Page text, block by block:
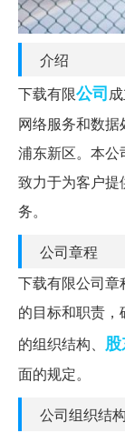
介绍
下载有限公司
网络服务和数
浦东新区。本公
致力于为客户提
务。
公司章程
下载有限公司章
的目标和职责
的组织结构、
面的规定。
公司组织结构